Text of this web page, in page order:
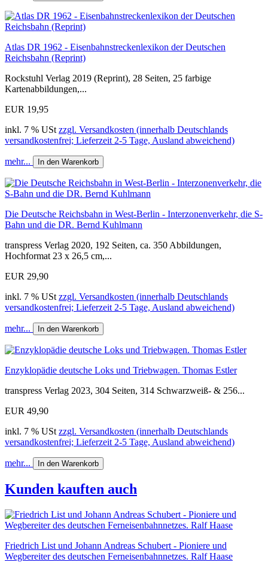
Atlas DR 1962 - Eisenbahnstreckenlexikon der Deutschen
Reichsbahn (Reprint)
Rockstuhl Verlag 2019 (Reprint), 28 Seiten, 25 farbige
Kartenabbildungen,...
EUR 19,95
inkl. 7 % USt zzgl. Versandkosten (innerhalb Deutschlands
versandkostenfrei; Lieferzeit 2-5 Tage, Ausland abweichend)
mehr... In den Warenkorb
Die Deutsche Reichsbahn in West-Berlin - Interzonenverkehr, die S-
Bahn und die DR. Bernd Kuhlmann
transpress Verlag 2020, 192 Seiten, ca. 350 Abbildungen,
Hochformat 23 x 26,5 cm,...
EUR 29,90
inkl. 7 % USt zzgl. Versandkosten (innerhalb Deutschlands
versandkostenfrei; Lieferzeit 2-5 Tage, Ausland abweichend)
mehr... In den Warenkorb
Enzyklopädie deutsche Loks und Triebwagen. Thomas Estler
transpress Verlag 2023, 304 Seiten, 314 Schwarzweiß- & 256...
EUR 49,90
inkl. 7 % USt zzgl. Versandkosten (innerhalb Deutschlands
versandkostenfrei; Lieferzeit 2-5 Tage, Ausland abweichend)
mehr... In den Warenkorb
Kunden kauften auch
Friedrich List und Johann Andreas Schubert - Pioniere und
Wegbereiter des deutschen Ferneisenbahnnetzes. Ralf Haase